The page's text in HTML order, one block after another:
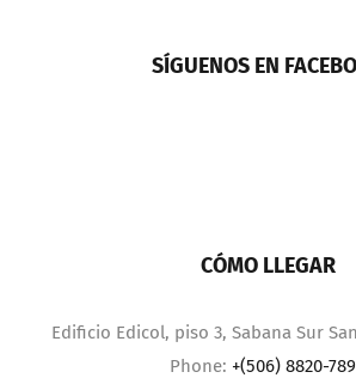
SÍGUENOS EN
CÓMO LLEGAR
Edificio Edicol, piso 3, Sabana Sur
Phone: +(506) 8820-